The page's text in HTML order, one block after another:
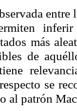
más
de
se
al patrón